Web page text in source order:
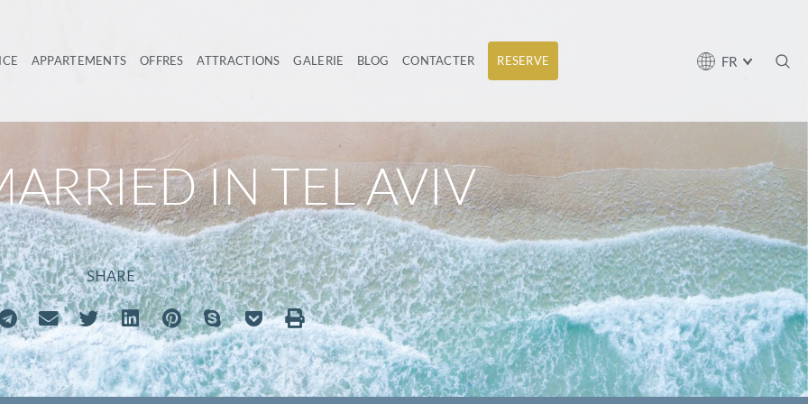
FR
APPARTEMENTS OFFRES ATTRACTIONS GALERIE BLOG CONTACTER RESERVE
IN TEL AVIV
SHARE